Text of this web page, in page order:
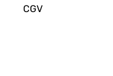
CGV